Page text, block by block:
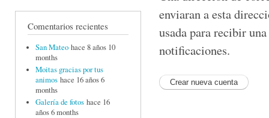
Comentarios recientes
San Mateo hace 8 años 10
months
Moitas gracias por tus
animos hace 16 años 6
months
Galería de fotos hace 16
años 6 months
enviaran a esta
usada para recibir
notificaciones.